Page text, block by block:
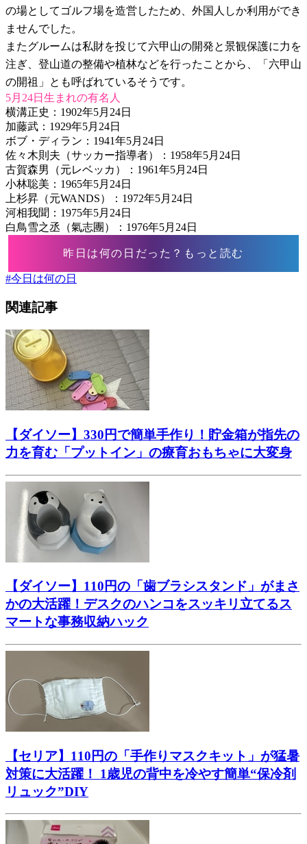
の場としてゴルフ場を造営したため、外国人しか利用ができ
ませんでした。
またグルームは私財を投じて六甲山の開発と景観保護に力を
注ぎ、登山道の整備や植林などを行ったことから、「六甲山
の開祖」とも呼ばれているそうです。
5月24日生まれの有名人
横溝正史：1902年5月24日
加藤武：1929年5月24日
ボブ・ディラン：1941年5月24日
佐々木則夫（サッカー指導者）：1958年5月24日
古賀森男（元レベッカ）：1961年5月24日
小林聡美：1965年5月24日
上杉昇（元WANDS）：1972年5月24日
河相我聞：1975年5月24日
白鳥雪之丞（氣志團）：1976年5月24日
昨日は何の日だった？もっと読む
#今日は何の日
関連記事
【ダイソー】330円で簡単手作り！貯金箱が指先の
力を育む「プットイン」の療育おもちゃに大変身
【ダイソー】110円の「歯ブラシスタンド」がまさ
かの大活躍！デスクのハンコをスッキリ立てるス
マートな事務収納ハック
【セリア】110円の「手作りマスクキット」が猛暑
対策に大活躍！ 1歳児の背中を冷やす簡単“保冷剤
リュック”DIY